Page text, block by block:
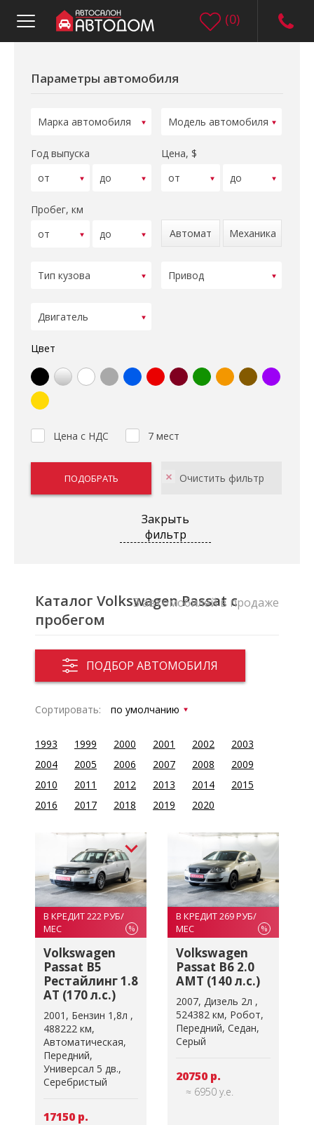
(0)
Параметры автомобиля
Год выпуска Цена, $
Пробег, км
Автомат
Механика
Цвет
Цена с НДС 7 мест
Закрыть
фильтр
Каталог Volkswagen Passat с
пробегом
ПОДБОР АВТОМОБИЛЯ
3 автомобилей в продаже
Сортировать:
1993 1999 2000 2001 2002
2003
2004
2005 2006 2007 2008
2009
2010
2011 2012 2013 2014
2015
2016
2017 2018 2019 2020
В КРЕДИТ 222 РУБ/
МЕС
%
Volkswagen
Passat B5
Рестайлинг 1.8
AT (170 л.с.)
2001
Бензин 1,8л
488222 км
Автоматическая
Передний
Универсал 5 дв.
Серебристый
17150 р.
В КРЕДИТ 269 РУБ/
МЕС
%
Volkswagen
Passat B6 2.0
AMT (140 л.с.)
2007 Дизель 2л
524382 км Робот
Передний Седан
Серый
20750 р.
≈ 6950 у.е.